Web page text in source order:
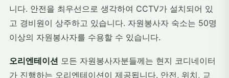
니다. 안전을 최우선으로 생각하여 CCTV가 설치되어 있
고 경비원이 상주하고 있습니다. 자원봉사자 숙소는 50명
이상의 자원봉사자를 수용할 수 있습니다.
오리엔테이션 모든 자원봉사자분들께는 현지 코디네이터
가 진행하는 오리엔테이션이 제공됩니다. 안전, 위치, 교